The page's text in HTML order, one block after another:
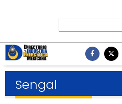
Sengal